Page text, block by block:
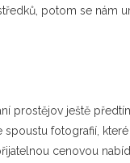
potom se nám
prostějov ještě
fotografií,
cenovou